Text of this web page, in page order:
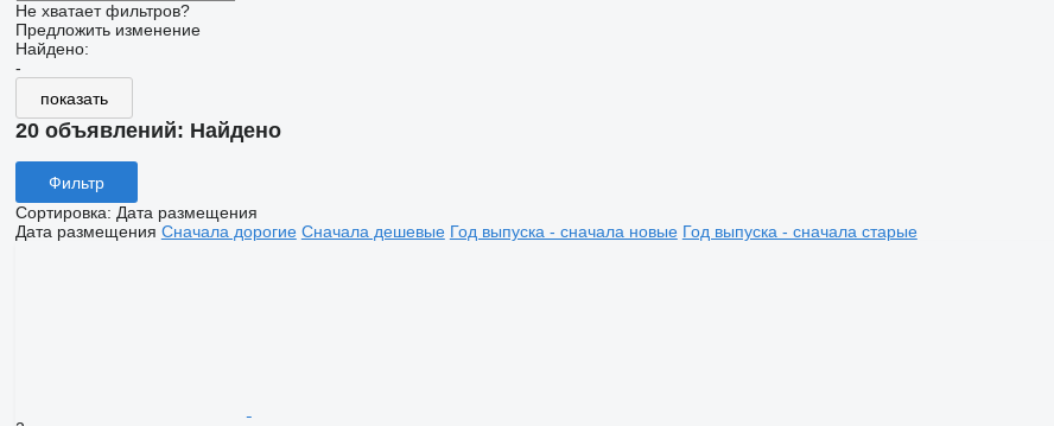
Не хватает фильтров?
Предложить изменение
Найдено:
-
показать
20 объявлений: Найдено
Фильтр
Сортировка: Дата размещения
Дата размещения Сначала дорогие Сначала дешевые Год выпуска - сначала новые Год выпуска - сначала старые